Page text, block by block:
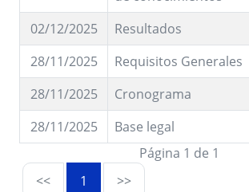
02/12/2025
Resultados
28/11/2025
Requisitos Generales
28/11/2025
Cronograma
28/11/2025
Base legal
Página 1 de 1
<<
1 >>